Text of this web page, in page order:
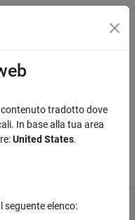
navigazione
di banda
bande.
contenuto tradotto dove
In base alla tua area
United States.
seguente elenco: